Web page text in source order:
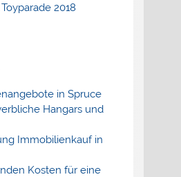
2018
in Spruce
Hangars und
Immobilienkauf in
Kosten für eine